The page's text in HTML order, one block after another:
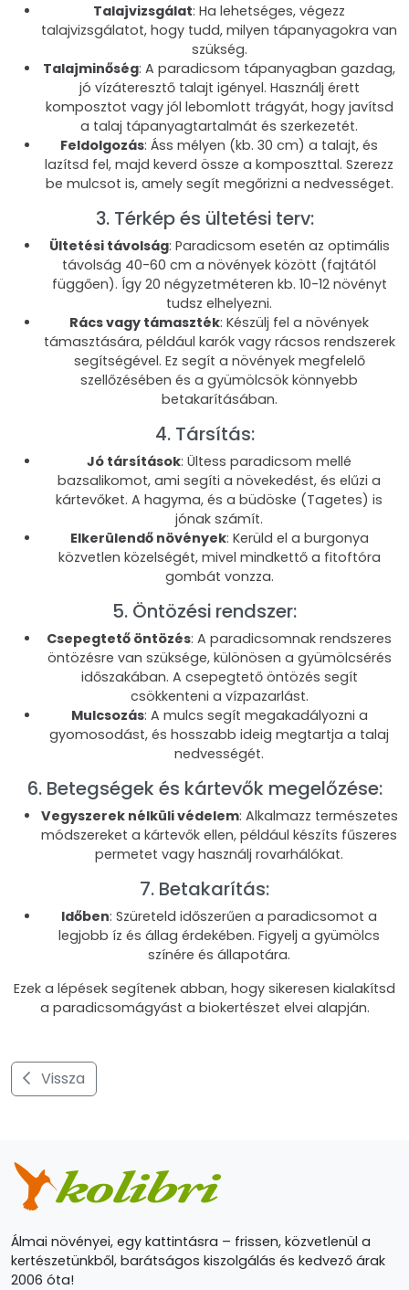
Talajvizsgálat: Ha lehetséges, végezz
talajvizsgálatot, hogy tudd, milyen tápanyagokra van
szükség.
Talajminőség: A paradicsom tápanyagban gazdag,
jó vízáteresztő talajt igényel. Használj érett
komposztot vagy jól lebomlott trágyát, hogy javítsd
a talaj tápanyagtartalmát és szerkezetét.
Feldolgozás: Áss mélyen (kb. 30 cm) a talajt, és
lazítsd fel, majd keverd össze a komposzttal. Szerezz
be mulcsot is, amely segít megőrizni a nedvességet.
3. Térkép és ültetési terv:
Ültetési távolság: Paradicsom esetén az optimális
távolság 40-60 cm a növények között (fajtától
függően). Így 20 négyzetméteren kb. 10-12 növényt
tudsz elhelyezni.
Rács vagy támaszték: Készülj fel a növények
támasztására, például karók vagy rácsos rendszerek
segítségével. Ez segít a növények megfelelő
szellőzésében és a gyümölcsök könnyebb
betakarításában.
4. Társítás:
Jó társítások: Ültess paradicsom mellé
bazsalikomot, ami segíti a növekedést, és elűzi a
kártevőket. A hagyma, és a büdöske (Tagetes) is
jónak számít.
Elkerülendő növények: Kerüld el a burgonya
közvetlen közelségét, mivel mindkettő a fitoftóra
gombát vonzza.
5. Öntözési rendszer:
Csepegtető öntözés: A paradicsomnak rendszeres
öntözésre van szüksége, különösen a gyümölcsérés
időszakában. A csepegtető öntözés segít
csökkenteni a vízpazarlást.
Mulcsozás: A mulcs segít megakadályozni a
gyomosodást, és hosszabb ideig megtartja a talaj
nedvességét.
6. Betegségek és kártevők megelőzése:
Vegyszerek nélküli védelem: Alkalmazz természetes
módszereket a kártevők ellen, például készíts fűszeres
permetet vagy használj rovarhálókat.
7. Betakarítás:
Időben: Szüreteld időszerűen a paradicsomot a
legjobb íz és állag érdekében. Figyelj a gyümölcs
színére és állapotára.
Ezek a lépések segítenek abban, hogy sikeresen kialakítsd
a paradicsomágyást a biokertészet elvei alapján.
Vissza
Álmai növényei, egy kattintásra – frissen, közvetlenül a
kertészetünkből, barátságos kiszolgálás és kedvező árak
2006 óta!